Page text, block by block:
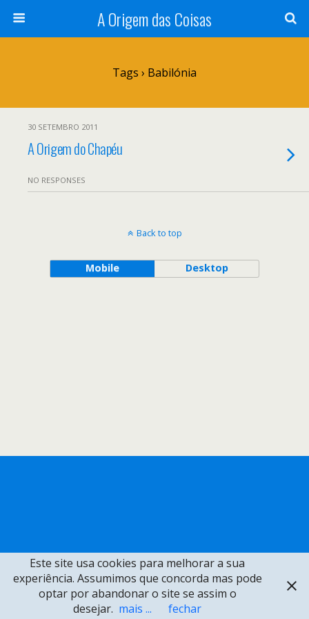
A Origem das Coisas
Tags › Babilónia
30 SETEMBRO 2011
A Origem do Chapéu
NO RESPONSES
Back to top
Mobile Desktop
Este site usa cookies para melhorar a sua
experiência. Assumimos que concorda mas pode
optar por abandonar o site se assim o
desejar. mais ... fechar